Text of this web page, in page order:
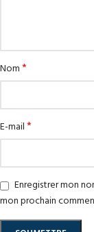
Nom*
E-mail*
Enregistrer mon
mon prochain